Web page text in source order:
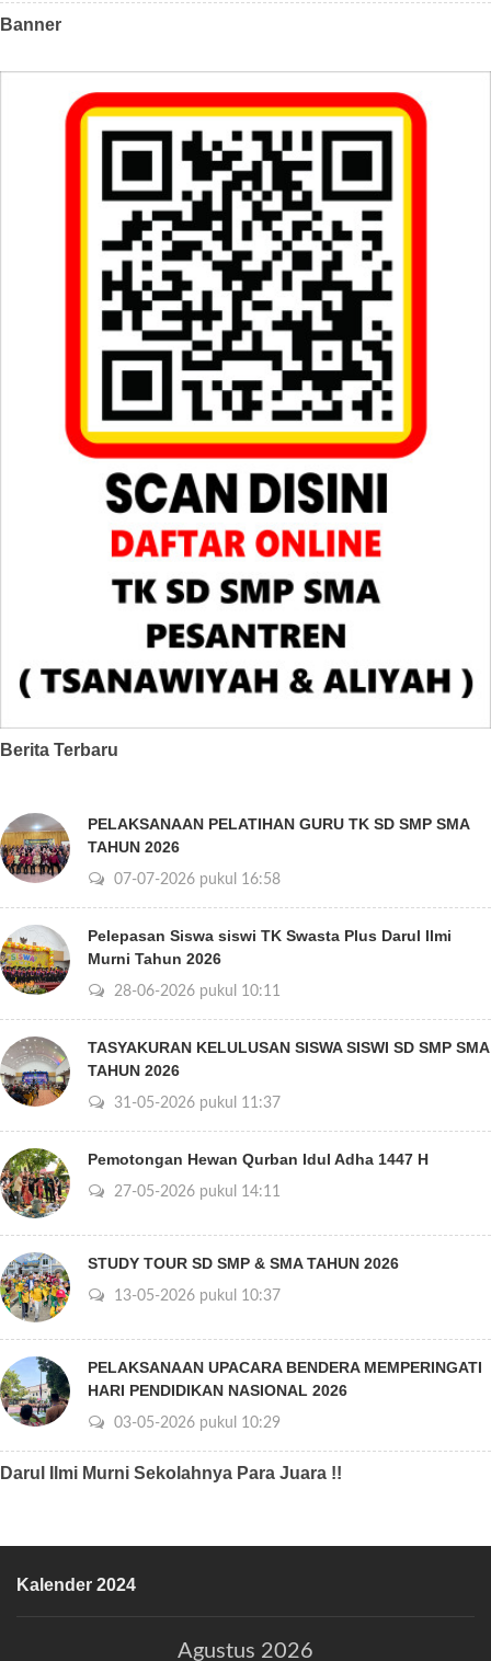
Banner
Berita Terbaru
PELAKSANAAN PELATIHAN GURU TK SD SMP SMA
TAHUN 2026
07-07-2026 pukul 16:58
Pelepasan Siswa siswi TK Swasta Plus Darul Ilmi
Murni Tahun 2026
28-06-2026 pukul 10:11
TASYAKURAN KELULUSAN SISWA SISWI SD SMP SMA
TAHUN 2026
31-05-2026 pukul 11:37
Pemotongan Hewan Qurban Idul Adha 1447 H
27-05-2026 pukul 14:11
STUDY TOUR SD SMP & SMA TAHUN 2026
13-05-2026 pukul 10:37
PELAKSANAAN UPACARA BENDERA MEMPERINGATI
HARI PENDIDIKAN NASIONAL 2026
03-05-2026 pukul 10:29
Darul Ilmi Murni Sekolahnya Para Juara !!
Kalender 2024
Agustus 2026